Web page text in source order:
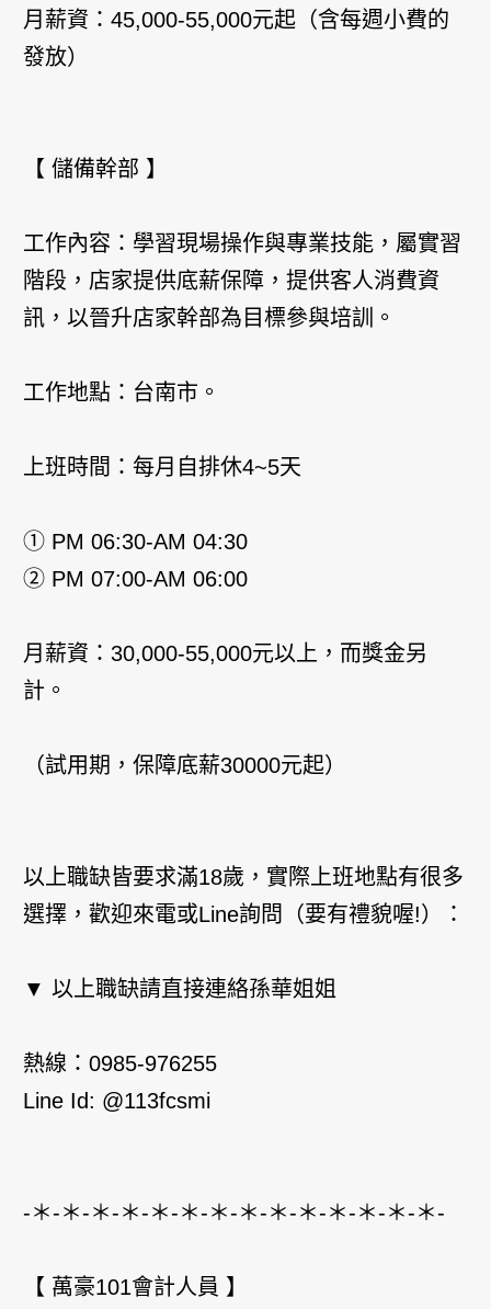
月薪資：45,000-55,000元起（含每週小費的
發放）
【 儲備幹部 】
工作內容：學習現場操作與專業技能，屬實習
階段，店家提供底薪保障，提供客人消費資
訊，以晉升店家幹部為目標參與培訓。
工作地點：台南市。
上班時間：每月自排休4~5天
① PM 06:30-AM 04:30
② PM 07:00-AM 06:00
月薪資：30,000-55,000元以上，而獎金另
計。
（試用期，保障底薪30000元起）
以上職缺皆要求滿18歲，實際上班地點有很多
選擇，歡迎來電或Line詢問（要有禮貌喔!）：
▼ 以上職缺請直接連絡孫華姐姐
熱線：0985-976255
Line Id: @113fcsmi
-＊-＊-＊-＊-＊-＊-＊-＊-＊-＊-＊-＊-＊-＊-
【 萬豪101會計人員 】